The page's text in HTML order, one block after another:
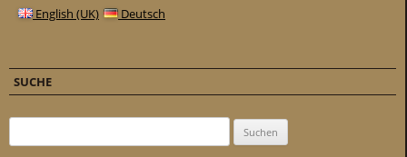
English (UK) Deutsch
SUCHE